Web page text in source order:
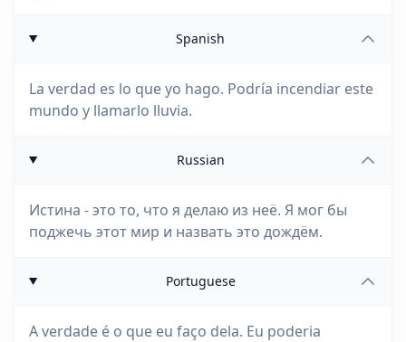
Spanish
La verdad es lo que yo hago. Podría incendiar este
mundo y llamarlo lluvia.
Russian
Истина - это то, что я делаю из неё. Я мог бы
поджечь этот мир и назвать это дождём.
Portuguese
A verdade é o que eu faço dela. Eu poderia